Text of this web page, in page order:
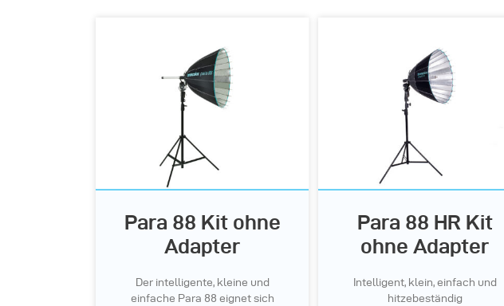
Para 88 Kit ohne
Adapter
Der intelligente, kleine und
einfache Para 88 eignet sich
Para 88 HR Kit
ohne Adapter
Intelligent, klein, einfach und
hitzebeständig